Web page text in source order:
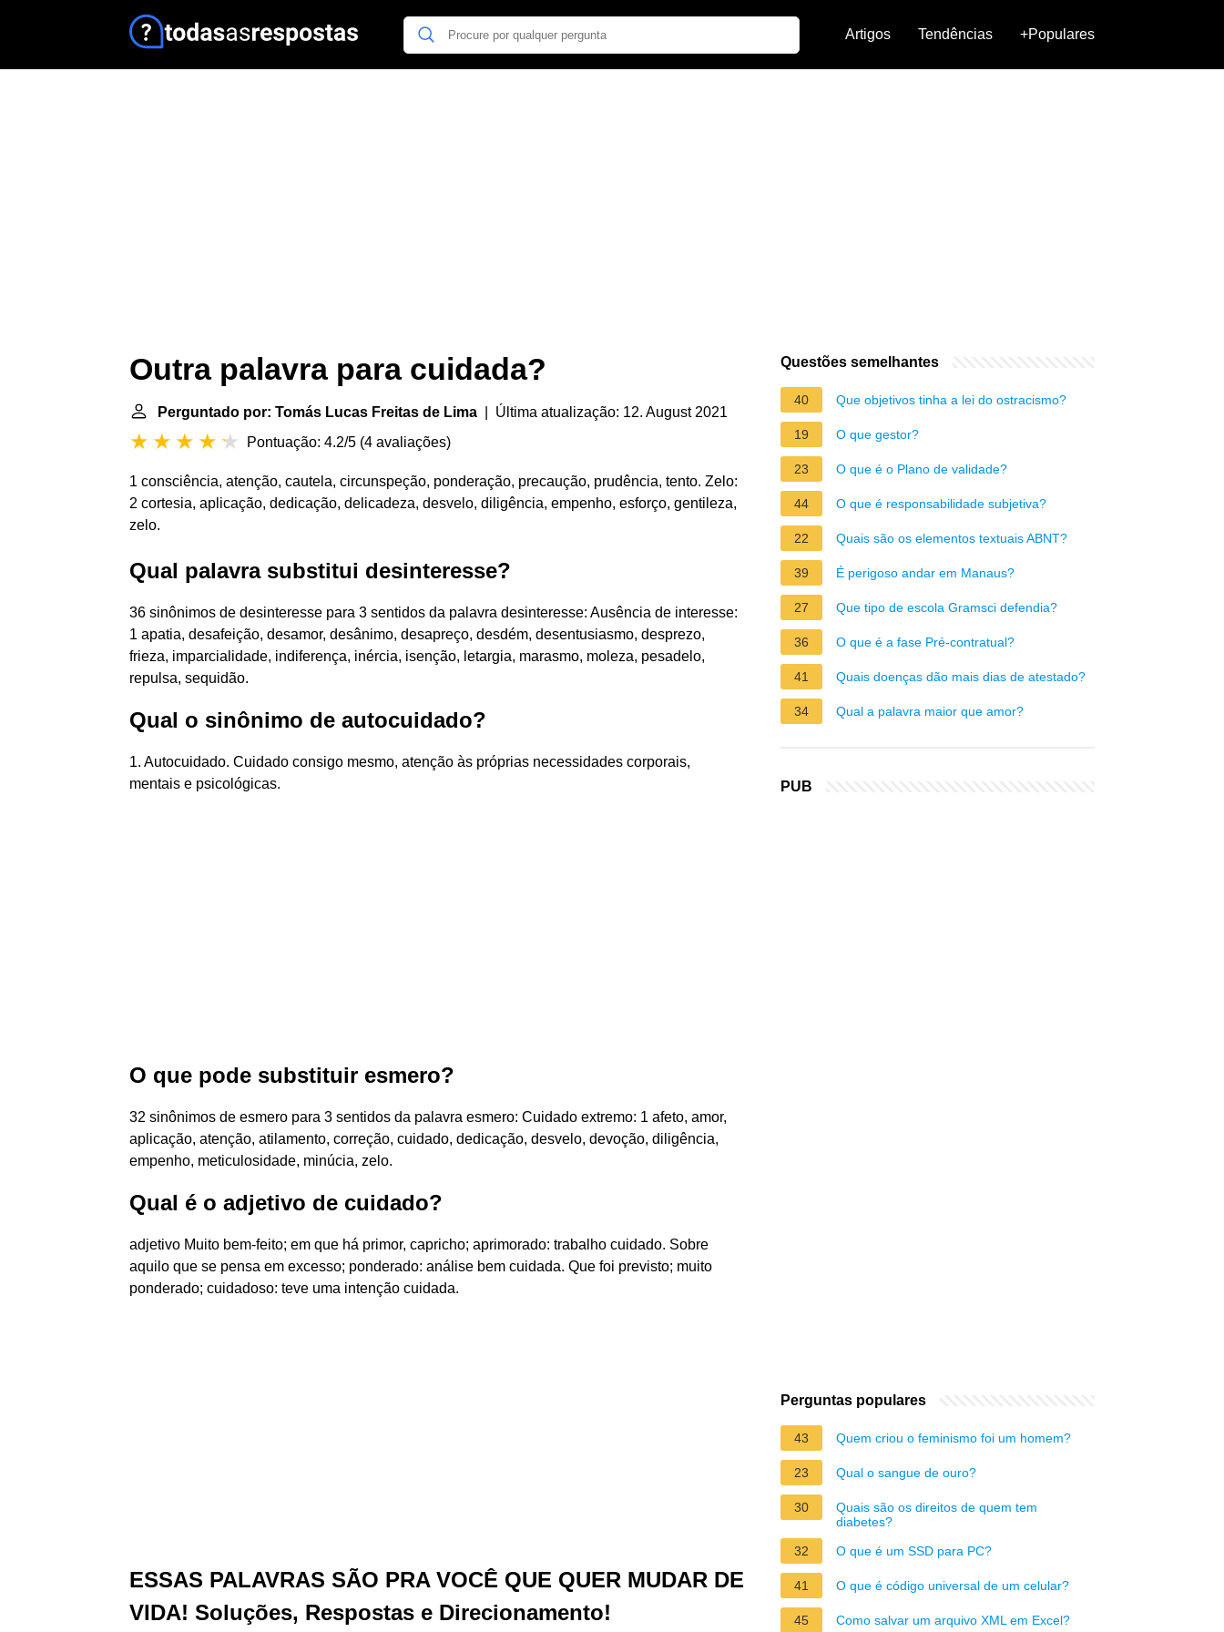
Artigos Tendências +Populares
Outra palavra para cuidada?
Perguntado por: Tomás Lucas Freitas de Lima | Última atualização: 12. August 2021
Pontuação: 4.2/5 (4 avaliações)
1 consciência, atenção, cautela, circunspeção, ponderação, precaução, prudência, tento. Zelo:
2 cortesia, aplicação, dedicação, delicadeza, desvelo, diligência, empenho, esforço, gentileza,
zelo.
Qual palavra substitui desinteresse?
36 sinônimos de desinteresse para 3 sentidos da palavra desinteresse: Ausência de interesse:
1 apatia, desafeição, desamor, desânimo, desapreço, desdém, desentusiasmo, desprezo,
frieza, imparcialidade, indiferença, inércia, isenção, letargia, marasmo, moleza, pesadelo,
repulsa, sequidão.
Qual o sinônimo de autocuidado?
1. Autocuidado. Cuidado consigo mesmo, atenção às próprias necessidades corporais,
mentais e psicológicas.
O que pode substituir esmero?
32 sinônimos de esmero para 3 sentidos da palavra esmero: Cuidado extremo: 1 afeto, amor,
aplicação, atenção, atilamento, correção, cuidado, dedicação, desvelo, devoção, diligência,
empenho, meticulosidade, minúcia, zelo.
Qual é o adjetivo de cuidado?
adjetivo Muito bem-feito; em que há primor, capricho; aprimorado: trabalho cuidado. Sobre
aquilo que se pensa em excesso; ponderado: análise bem cuidada. Que foi previsto; muito
ponderado; cuidadoso: teve uma intenção cuidada.
ESSAS PALAVRAS SÃO PRA VOCÊ QUE QUER MUDAR DE
VIDA! Soluções, Respostas e Direcionamento!
Questões semelhantes
40 Que objetivos tinha a lei do ostracismo?
19 O que gestor?
23 O que é o Plano de validade?
44 O que é responsabilidade subjetiva?
22 Quais são os elementos textuais ABNT?
39 É perigoso andar em Manaus?
27 Que tipo de escola Gramsci defendia?
36 O que é a fase Pré-contratual?
41 Quais doenças dão mais dias de atestado?
34 Qual a palavra maior que amor?
PUB
Perguntas populares
43 Quem criou o feminismo foi um homem?
23 Qual o sangue de ouro?
30
Quais são os direitos de quem tem
diabetes?
32
O que é um SSD para PC?
41 O que é código universal de um celular?
45 Como salvar um arquivo XML em Excel?